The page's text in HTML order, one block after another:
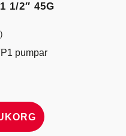
1/2″ 45G
pumpar